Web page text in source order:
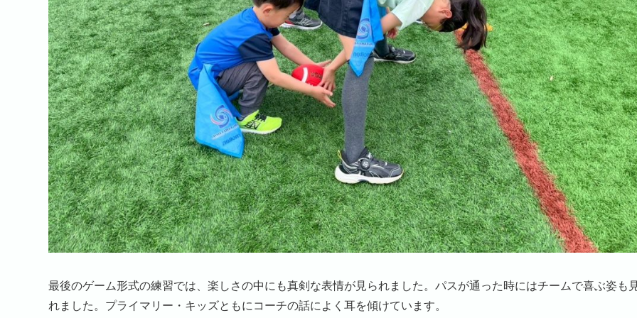
最後のゲーム形式の練習では、楽しさの中にも真剣な表情が見られました。パスが通った時にはチームで喜ぶ姿も
れました。プライマリー・キッズともにコーチの話によく耳を傾けています。